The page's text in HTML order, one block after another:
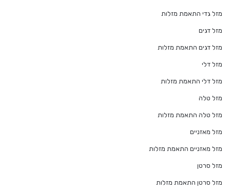
מזל גדי התאמת מזלות
מזל דגים
מזל דגים התאמת מזלות
מזל דלי
מזל דלי התאמת מזלות
מזל טלה
מזל טלה התאמת מזלות
מזל מאזניים
מזל מאזניים התאמת מזלות
מזל סרטן
מזל סרטן התאמת מזלות